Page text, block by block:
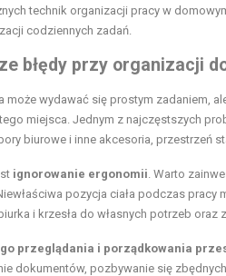
technik organizacji pracy w
codziennych zadań.
błędy przy organizacji
może wydawać się prostym zadaniem,
miejsca. Jednym z najczęstszych
biurowe i inne akcesoria, przestrzeń
ignorowanie ergonomii . Warto
pozycja ciała podczas
i krzesła do własnych potrzeb
przeglądania i porządkowania
dokumentów, pozbywanie się